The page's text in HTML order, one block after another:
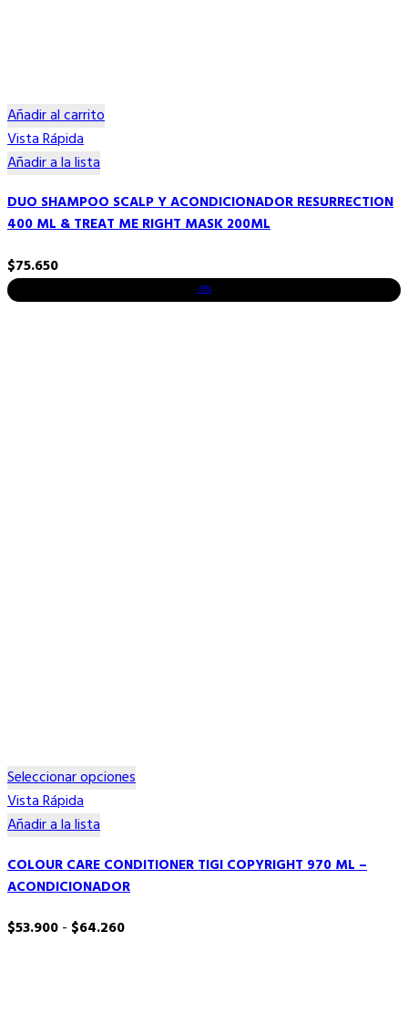
Añadir al carrito
Vista Rápida
Añadir a la lista
DUO SHAMPOO SCALP Y ACONDICIONADOR RESURRECTION
400 ML & TREAT ME RIGHT MASK 200ML
$75.650
-10%
Seleccionar opcionesEste
variantes.
Vista Rápida
Añadir a la lista
COLOUR CARE CONDITIONER TIGI COPYRIGHT 970 ML –
ACONDICIONADOR
$53.900- $64.260Rango